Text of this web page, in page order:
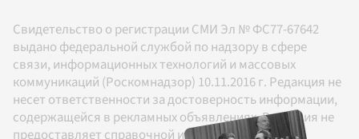
Свидетельство о регистрации СМИ Эл № ФС77-67642
выдано федеральной службой по надзору в сфере
связи, информационных технологий и массовых
коммуникаций (Роскомнадзор) 10.11.2016 г. Редакция не
несет ответственности за достоверность информации,
содержащейся в рекламных объявлениях. Редакция не